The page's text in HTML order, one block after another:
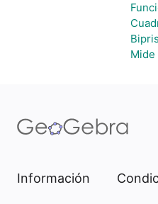
Información